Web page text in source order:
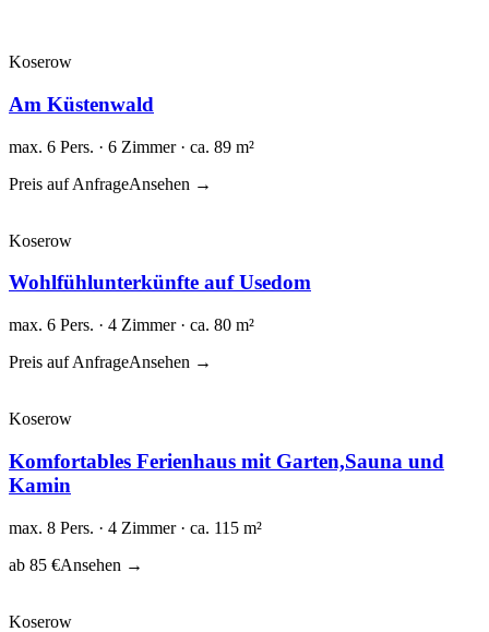
Koserow
Am Küstenwald
max. 6 Pers. · 6 Zimmer · ca. 89 m²
Preis auf AnfrageAnsehen →
Koserow
Wohlfühlunterkünfte auf Usedom
max. 6 Pers. · 4 Zimmer · ca. 80 m²
Preis auf AnfrageAnsehen →
Koserow
Komfortables Ferienhaus mit Garten,Sauna und
Kamin
max. 8 Pers. · 4 Zimmer · ca. 115 m²
ab 85 €Ansehen →
Koserow